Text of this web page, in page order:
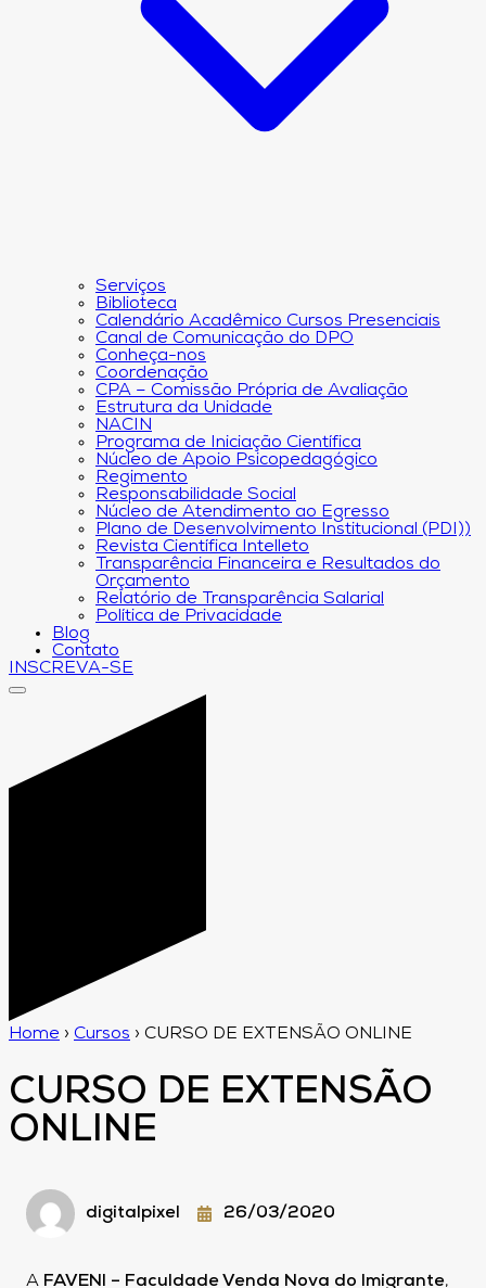
Serviços
Biblioteca
Calendário Acadêmico Cursos Presenciais
Canal de Comunicação do DPO
Conheça-nos
Coordenação
CPA – Comissão Própria de Avaliação
Estrutura da Unidade
NACIN
Programa de Iniciação Científica
Núcleo de Apoio Psicopedagógico
Regimento
Responsabilidade Social
Núcleo de Atendimento ao Egresso
Plano de Desenvolvimento Institucional (PDI))
Revista Científica Intelleto
Transparência Financeira e Resultados do
Orçamento
Relatório de Transparência Salarial
Política de Privacidade
Blog
Contato
INSCREVA-SE
Home › Cursos › CURSO DE EXTENSÃO ONLINE
CURSO DE EXTENSÃO
ONLINE
digitalpixel 26/03/2020
A FAVENI – Faculdade Venda Nova do Imigrante,